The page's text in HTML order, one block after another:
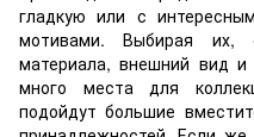
гладкую или с
мотивами. Выбирая их,
материала, внешний вид
много места для
подойдут большие